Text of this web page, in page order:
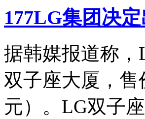
177LG集团决
据韩媒报道称
双子座大厦，售
元）。LG双子